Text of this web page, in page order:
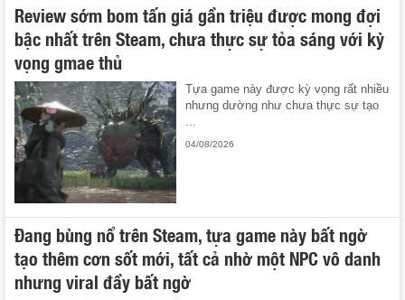
Review sớm bom tấn giá gần triệu được mong đợi
bậc nhất trên Steam, chưa thực sự tỏa sáng với kỳ
vọng gmae thủ
Tựa game này được kỳ vọng rất nhiều
nhưng dường như chưa thực sự tạo
...
04/08/2026
Đang bùng nổ trên Steam, tựa game này bất ngờ
tạo thêm cơn sốt mới, tất cả nhờ một NPC vô danh
nhưng viral đầy bất ngờ